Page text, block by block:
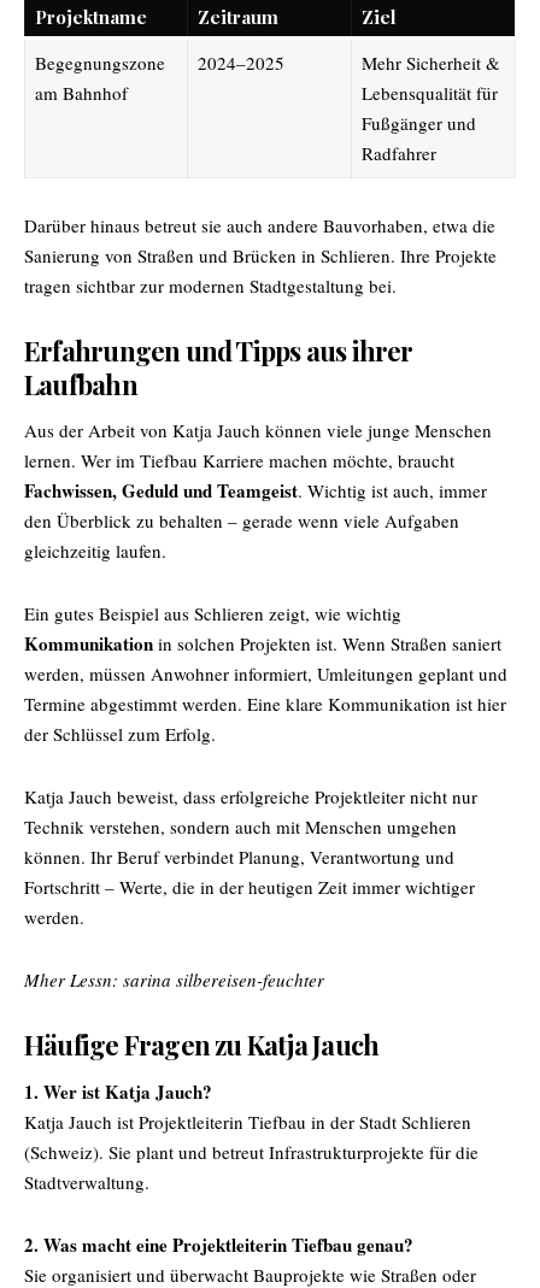
Projektname Zeitraum
Ziel
Begegnungszone
am Bahnhof
2024–2025
Mehr Sicherheit &
Lebensqualität für
Fußgänger und
Radfahrer
Darüber hinaus betreut sie auch andere Bauvorhaben, etwa die
Sanierung von Straßen und Brücken in Schlieren. Ihre Projekte
tragen sichtbar zur modernen Stadtgestaltung bei.
Erfahrungen und Tipps aus ihrer
Laufbahn
Aus der Arbeit von Katja Jauch können viele junge Menschen
lernen. Wer im Tiefbau Karriere machen möchte, braucht
Fachwissen, Geduld und Teamgeist. Wichtig ist auch, immer
den Überblick zu behalten – gerade wenn viele Aufgaben
gleichzeitig laufen.
Ein gutes Beispiel aus Schlieren zeigt, wie wichtig
Kommunikation in solchen Projekten ist. Wenn Straßen saniert
werden, müssen Anwohner informiert, Umleitungen geplant und
Termine abgestimmt werden. Eine klare Kommunikation ist hier
der Schlüssel zum Erfolg.
Katja Jauch beweist, dass erfolgreiche Projektleiter nicht nur
Technik verstehen, sondern auch mit Menschen umgehen
können. Ihr Beruf verbindet Planung, Verantwortung und
Fortschritt – Werte, die in der heutigen Zeit immer wichtiger
werden.
Mher Lessn: sarina silbereisen-feuchter
Häufige Fragen zu Katja Jauch
1. Wer ist Katja Jauch?
Katja Jauch ist Projektleiterin Tiefbau in der Stadt Schlieren
(Schweiz). Sie plant und betreut Infrastrukturprojekte für die
Stadtverwaltung.
2. Was macht eine Projektleiterin Tiefbau genau?
Sie organisiert und überwacht Bauprojekte wie Straßen oder